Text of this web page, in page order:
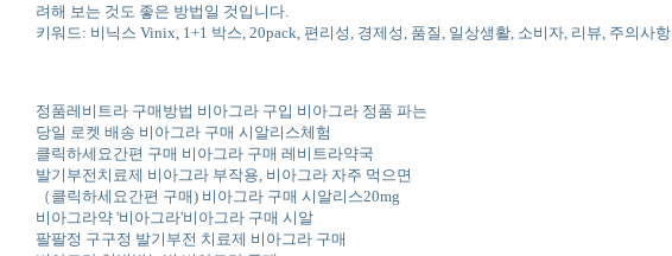
려해 보는 것도 좋은 방법일 것입니다.
키워드: 비닉스 Vinix, 1+1 박스, 20pack, 편리성, 경제성, 품질, 일상생활, 소비자, 리뷰, 주의사항
정품레비트라 구매방법 비아그라 구입 비아그라 정품 파는
당일 로켓 배송 비아그라 구매 시알리스체험
클릭하세요간편 구매 비아그라 구매 레비트라약국
발기부전치료제 비아그라 부작용, 비아그라 자주 먹으면
（클릭하세요간편 구매) 비아그라 구매 시알리스20mg
비아그라약 '비아그라'비아그라 구매 시알
팔팔정 구구정 발기부전 치료제 비아그라 구매